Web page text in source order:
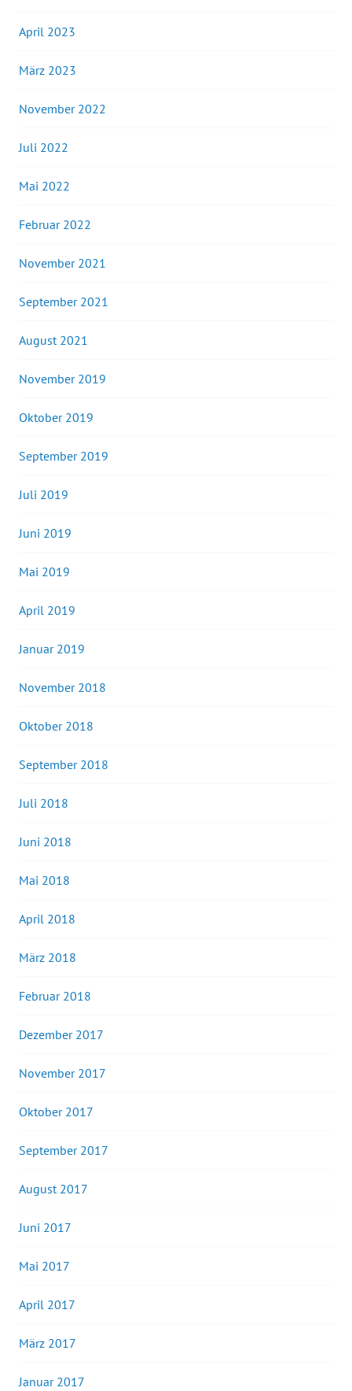
April 2023
März 2023
November 2022
Juli 2022
Mai 2022
Februar 2022
November 2021
September 2021
August 2021
November 2019
Oktober 2019
September 2019
Juli 2019
Juni 2019
Mai 2019
April 2019
Januar 2019
November 2018
Oktober 2018
September 2018
Juli 2018
Juni 2018
Mai 2018
April 2018
März 2018
Februar 2018
Dezember 2017
November 2017
Oktober 2017
September 2017
August 2017
Juni 2017
Mai 2017
April 2017
März 2017
Januar 2017